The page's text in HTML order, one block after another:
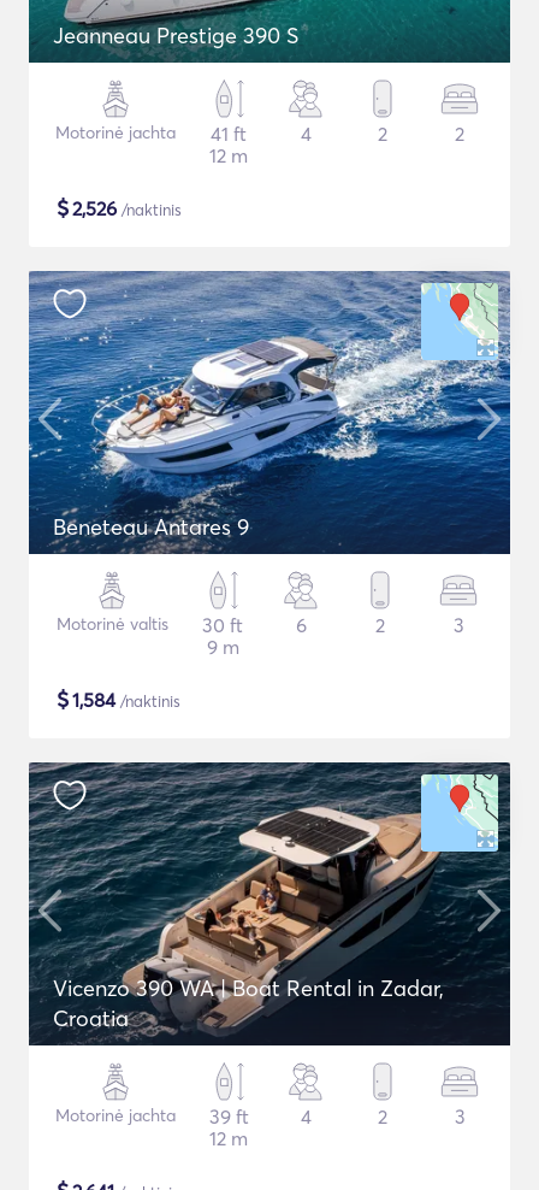
Jeanneau Prestige 390 S
Motorinė jachta
41 ft
12 m
4 2 2
$2,526 /naktinis
Beneteau Antares 9
Motorinė valtis
30 ft
9 m
6 2 3
$1,584/naktinis
Vicenzo 390 WA | Boat Rental in Zadar,
Croatia
Motorinė jachta
39 ft
12 m
4 2 3